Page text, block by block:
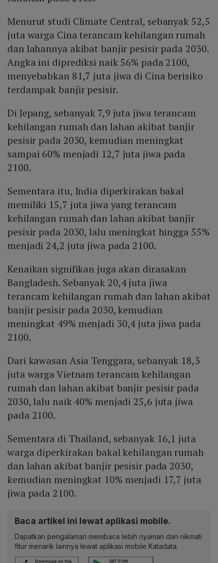
Menurut studi Climate Central, sebanyak 52,5
juta warga Cina terancam kehilangan rumah
dan lahannya akibat banjir pesisir pada 2030.
Angka ini diprediksi naik 56% pada 2100,
menyebabkan 81,7 juta jiwa di Cina berisiko
terdampak banjir pesisir.
Di Jepang, sebanyak 7,9 juta jiwa terancam
kehilangan rumah dan lahan akibat banjir
pesisir pada 2030, kemudian meningkat
sampai 60% menjadi 12,7 juta jiwa pada
2100.
Sementara itu, India diperkirakan bakal
memiliki 15,7 juta jiwa yang terancam
kehilangan rumah dan lahan akibat banjir
pesisir pada 2030, lalu meningkat hingga 55%
menjadi 24,2 juta jiwa pada 2100.
Kenaikan signifikan juga akan dirasakan
Bangladesh. Sebanyak 20,4 juta jiwa
terancam kehilangan rumah dan lahan akibat
banjir pesisir pada 2030, kemudian
meningkat 49% menjadi 30,4 juta jiwa pada
2100.
Dari kawasan Asia Tenggara, sebanyak 18,3
juta warga Vietnam terancam kehilangan
rumah dan lahan akibat banjir pesisir pada
2030, lalu naik 40% menjadi 25,6 juta jiwa
pada 2100.
Sementara di Thailand, sebanyak 16,1 juta
warga diperkirakan bakal kehilangan rumah
dan lahan akibat banjir pesisir pada 2030,
kemudian meningkat 10% menjadi 17,7 juta
jiwa pada 2100.
Baca artikel ini lewat aplikasi mobile.
Dapatkan pengalaman membaca lebih nyaman dan nikmati
fitur menarik lainnya lewat aplikasi mobile Katadata.